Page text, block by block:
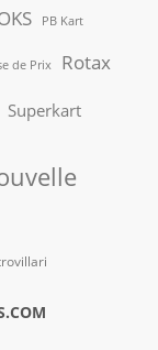
PB Kart
de Prix Rotax
Superkart